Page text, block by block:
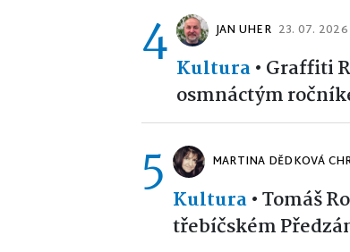
4 JAN UHER 23. 07. 2026
Kultura• Graffiti
osmnáctým
5 MARTINA DĚDKOVÁ
Kultura•Tomáš
třebíčském